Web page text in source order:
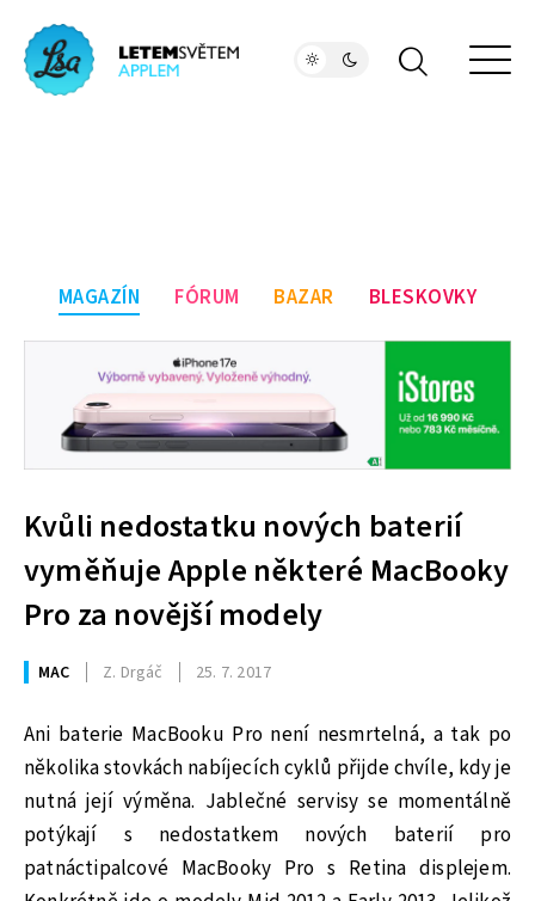
MAGAZÍN FÓRUM BAZAR BLESKOVKY
Kvůli nedostatku nových baterií
vyměňuje Apple některé MacBooky
Pro za novější modely
MAC Z. Drgáč 25. 7. 2017
Ani baterie MacBooku Pro není nesmrtelná, a tak po
několika stovkách nabíjecích cyklů přijde chvíle, kdy je
nutná její výměna. Jablečné servisy se momentálně
potýkají s nedostatkem nových baterií pro
patnáctipalcové MacBooky Pro s Retina displejem.